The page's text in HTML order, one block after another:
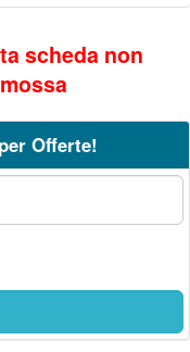
scheda non
Offerte!